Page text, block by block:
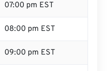
07:00 pm EST
08:00 pm EST
09:00 pm EST